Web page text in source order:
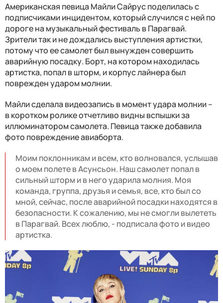
Американская певица Майли Сайрус поделилась с
подписчиками инцидентом, который случился с ней по
дороге на музыкальный фестиваль в Парагвай.
Зрители так и не дождались выступления артистки,
потому что ее самолет был вынужден совершить
аварийную посадку. Борт, на котором находилась
артистка, попал в шторм, и корпус лайнера был
поврежден ударом молнии.
Майли сделала видеозапись в момент удара молнии –
в коротком ролике отчетливо видны вспышки за
иллюминатором самолета. Певица также добавила
фото повреждение авиаборта.
Моим поклонникам и всем, кто волновался, услышав
о моем полете в Асунсьон. Наш самолет попал в
сильный шторм и в него ударила молния. Моя
команда, группа, друзья и семья, все, кто был со
мной, сейчас, после аварийной посадки находятся в
безопасности. К сожалению, мы не смогли вылететь
в Парагвай. Всех люблю, - подписала фото и видео
артистка.